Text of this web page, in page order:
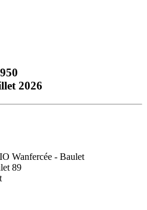
2026
Wanfercée - Baulet
89